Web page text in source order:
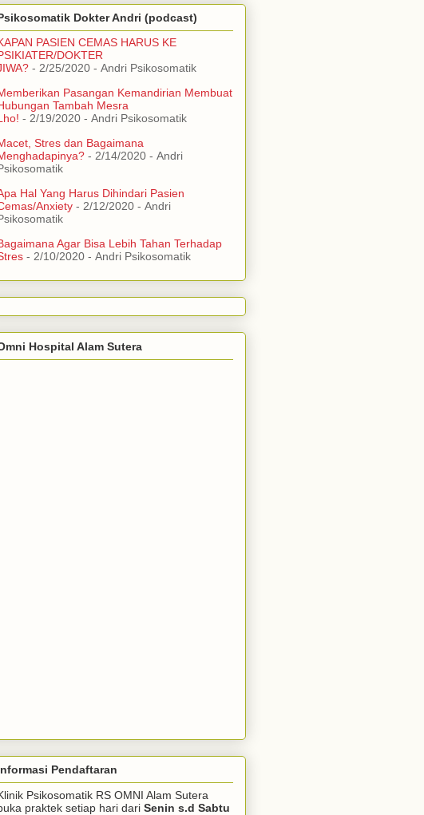
Dokter Andri (podcast)
PASIEN CEMAS HARUS KE
DOKTER
- 2/25/2020 - Andri Psikosomatik
Pasangan Kemandirian Membuat
Tambah Mesra
- 2/19/2020 - Andri Psikosomatik
Stres dan Bagaimana
- 2/14/2020 - Andri
Hal Yang Harus Dihindari Pasien
Anxiety - 2/12/2020 - Andri
Agar Bisa Lebih Tahan Terhadap
- 2/10/2020 - Andri Psikosomatik
Hospital Alam Sutera
Pendaftaran
Psikosomatik RS OMNI Alam Sutera
praktek setiap hari dari Senin s.d Sabtu